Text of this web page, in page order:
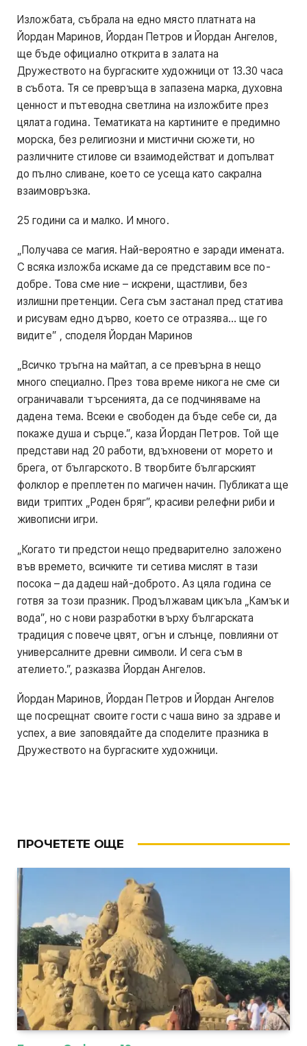
Изложбата, събрала на едно място платната на
Йордан Маринов, Йордан Петров и Йордан Ангелов,
ще бъде официално открита в залата на
Дружеството на бургаските художници от 13.30 часа
в събота. Тя се превръща в запазена марка, духовна
ценност и пътеводна светлина на изложбите през
цялата година. Тематиката на картините е предимно
морска, без религиозни и мистични сюжети, но
различните стилове си взаимодействат и допълват
до пълно сливане, което се усеща като сакрална
взаимовръзка.
25 години са и малко. И много.
„Получава се магия. Най-вероятно е заради имената.
С всяка изложба искаме да се представим все по-
добре. Това сме ние – искрени, щастливи, без
излишни претенции. Сега съм застанал пред статива
и рисувам едно дърво, което се отразява… ще го
видите” , споделя Йордан Маринов
„Всичко тръгна на майтап, а се превърна в нещо
много специално. През това време никога не сме си
ограничавали търсенията, да се подчиняваме на
дадена тема. Всеки е свободен да бъде себе си, да
покаже душа и сърце.”, каза Йордан Петров. Той ще
представи над 20 работи, вдъхновени от морето и
брега, от българското. В творбите българският
фолклор е преплетен по магичен начин. Публиката ще
види триптих „Роден бряг”, красиви релефни риби и
живописни игри.
„Когато ти предстои нещо предварително заложено
във времето, всичките ти сетива мислят в тази
посока – да дадеш най-доброто. Аз цяла година се
готвя за този празник. Продължавам цикъла „Камък и
вода”, но с нови разработки върху българската
традиция с повече цвят, огън и слънце, повлияни от
универсалните древни символи. И сега съм в
ателието.”, разказва Йордан Ангелов.
Йордан Маринов, Йордан Петров и Йордан Ангелов
ще посрещнат своите гости с чаша вино за здраве и
успех, а вие заповядайте да споделите празника в
Дружеството на бургаските художници.
ПРОЧЕТЕТЕ ОЩЕ